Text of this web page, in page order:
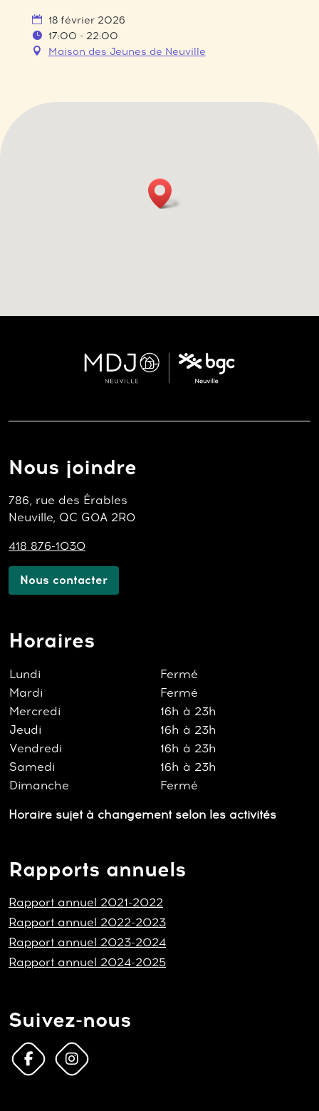
18 février 2026
17:00 - 22:00
Maison des Jeunes de Neuville
Nous joindre
786, rue des Érables
Neuville, QC G0A 2R0
418 876-1030
Nous contacter
Horaires
Lundi
Fermé
Mardi
Fermé
Mercredi
16h à 23h
Jeudi
16h à 23h
Vendredi
16h à 23h
Samedi
16h à 23h
Dimanche
Fermé
Horaire sujet à changement selon les activités
Rapports annuels
Rapport annuel 2021-2022
Rapport annuel 2022-2023
Rapport annuel 2023-2024
Rapport annuel 2024-2025
Suivez-nous